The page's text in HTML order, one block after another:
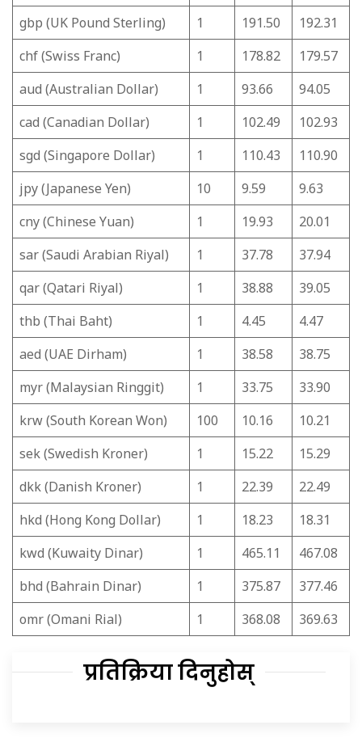
gbp (UK Pound Sterling)
1 191.50
192.31
chf (Swiss Franc)
1 178.82
179.57
aud (Australian Dollar)
1 93.66
94.05
cad (Canadian Dollar)
1 102.49
102.93
sgd (Singapore Dollar)
1 110.43
110.90
jpy (Japanese Yen)
10 9.59
9.63
cny (Chinese Yuan)
1 19.93
20.01
sar (Saudi Arabian Riyal)
1 37.78
37.94
qar (Qatari Riyal)
1 38.88
39.05
thb (Thai Baht)
1 4.45
4.47
aed (UAE Dirham)
1 38.58
38.75
myr (Malaysian Ringgit)
1 33.75
33.90
krw (South Korean Won)
100 10.16
10.21
sek (Swedish Kroner)
1 15.22
15.29
dkk (Danish Kroner)
1 22.39
22.49
hkd (Hong Kong Dollar)
1 18.23
18.31
kwd (Kuwaity Dinar)
1 465.11
467.08
bhd (Bahrain Dinar)
1 375.87
377.46
omr (Omani Rial)
1 368.08 369.63
प्रतिक्रिया दिनुहोस्